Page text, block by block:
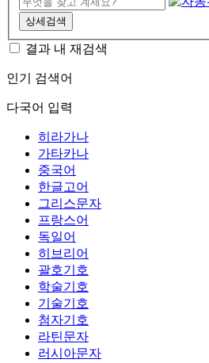
상세검색
결과 내 재검색
인기 검색어
다국어 입력
히라가나
가타카나
중국어
한글고어
그리스문자
프랑스어
독일어
히브리어
괄호기호
학술기호
기술기호
첨자기호
라틴문자
러시아문자